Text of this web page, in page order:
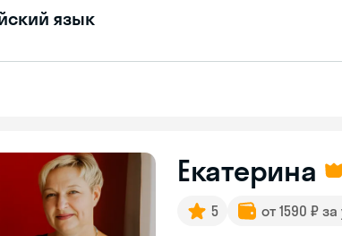
язык
Екатерина
5 от 1590 ₽